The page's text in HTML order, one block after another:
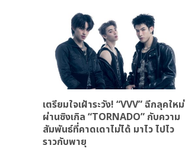
เตรียมใจเฝ้าระวัง! “VVV” ฉีกลุคใหม่
ผ่านซิงเกิล “TORNADO” กับความ
สัมพันธ์ที่คาดเดาไม่ได้ มาไว ไปไว
ราวกับพายุ